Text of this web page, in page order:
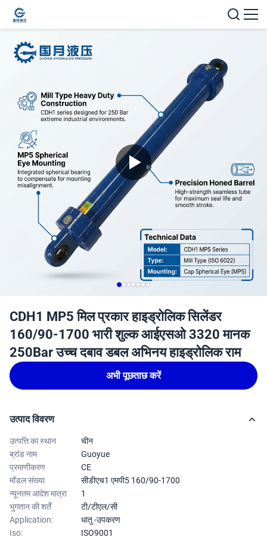
CDH1 MP5 मिल प्रकार हाइड्रोलिक सिलेंडर
160/90-1700 भारी शुल्क आईएसओ 3320 मानक
250Bar उच्च दबाव डबल अभिनय हाइड्रोलिक राम
अभी पूछताछ करें
उत्पाद विवरण
उत्पत्ति का स्थान
चीन
ब्रांड नाम
Guoyue
प्रमाणीकरण
CE
मॉडल संख्या
सीडीएच1 एमपी5 160/90-1700
न्यूनतम आदेश मात्रा
1
भुगतान की शर्तें
टी/टीएल/सी
Application:
धातु -उपकरण
Iso:
ISO9001